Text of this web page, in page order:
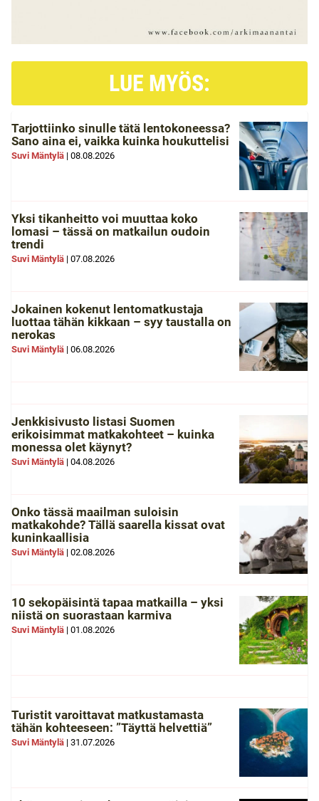
LUE MYÖS:
Tarjottiinko sinulle tätä lentokoneessa?
Sano aina ei, vaikka kuinka houkuttelisi
Suvi Mäntylä | 08.08.2026
Yksi tikanheitto voi muuttaa koko
lomasi – tässä on matkailun oudoin
trendi
Suvi Mäntylä | 07.08.2026
Jokainen kokenut lentomatkustaja
luottaa tähän kikkaan – syy taustalla on
nerokas
Suvi Mäntylä | 06.08.2026
Jenkkisivusto listasi Suomen
erikoisimmat matkakohteet – kuinka
monessa olet käynyt?
Suvi Mäntylä | 04.08.2026
Onko tässä maailman suloisin
matkakohde? Tällä saarella kissat ovat
kuninkaallisia
Suvi Mäntylä | 02.08.2026
10 sekopäisintä tapaa matkailla – yksi
niistä on suorastaan karmiva
Suvi Mäntylä | 01.08.2026
Turistit varoittavat matkustamasta
tähän kohteeseen: ”Täyttä helvettiä”
Suvi Mäntylä | 31.07.2026